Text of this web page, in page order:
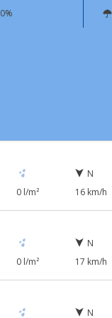
0%
0 l/m²
N
16 km/h
0 l/m²
N
17 km/h
N